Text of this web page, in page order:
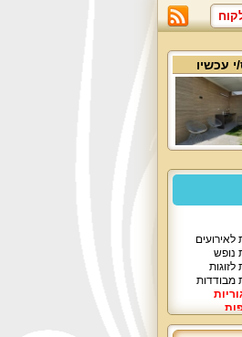
עכשיו
לאירועים
נופש
לזוגות
מבודדות